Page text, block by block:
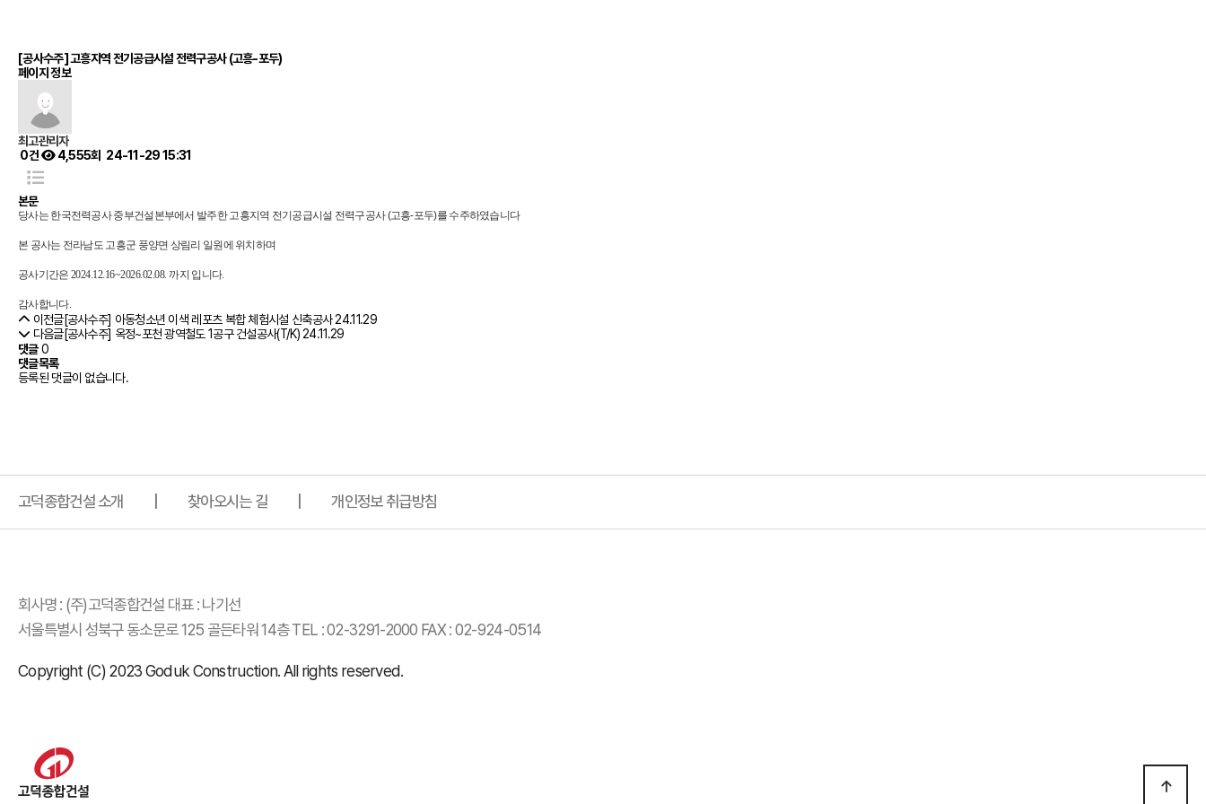
[공사수주] 고흥지역 전기공급시설 전력구공사 (고흥-포두)
페이지 정보
최고관리자
0건
4,555회 24-11-29 15:31
본문
당사는 한국전력공사 중부건설본부에서 발주한 고흥지역 전기공급시설 전력구공사 (고흥-포두)를 수주하였습니다
본 공사는 전라남도 고흥군 풍양면 상림리 일원에 위치하며
공사기간은 2024.12.16~2026.02.08.까지 입니다.
감사합니다.
이전글[공사수주] 아동청소년 이색 레포츠 복합 체험시설 신축공사 24.11.29
다음글[공사수주] 옥정~포천 광역철도 1공구 건설공사(T/K) 24.11.29
댓글0
댓글목록
등록된 댓글이 없습니다.
고덕종합건설 소개 찾아오시는 길 개인정보 취급방침
사이트 정보
회사명 : (주)고덕종합건설 대표 : 나기선
서울특별시 성북구 동소문로 125 골든타워 14층 TEL : 02-3291-2000 FAX : 02-924-0514
Copyright (C) 2023 Goduk Construction. All rights reserved.